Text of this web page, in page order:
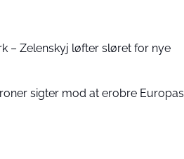
– Zelenskyj løfter sløret for nye
sigter mod at erobre Europas